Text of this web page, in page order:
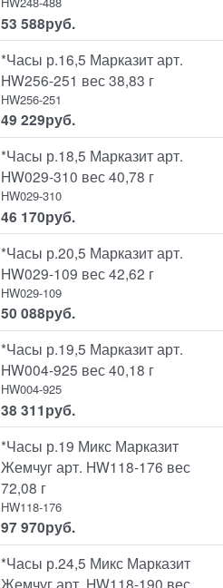
53 588руб.
*Часы р.16,5 Марказит арт.
HW256-251 вес 38,83 г
HW256-251
49 229руб.
*Часы р.18,5 Марказит арт.
HW029-310 вес 40,78 г
HW029-310
46 170руб.
*Часы р.20,5 Марказит арт.
HW029-109 вес 42,62 г
HW029-109
50 088руб.
*Часы р.19,5 Марказит арт.
HW004-925 вес 40,18 г
HW004-925
38 311руб.
*Часы р.19 Микс Марказит
Жемчуг арт. HW118-176 вес
72,08 г
HW118-176
97 970руб.
*Часы р.24,5 Микс Марказит
Жемчуг арт. HW118-190 вес